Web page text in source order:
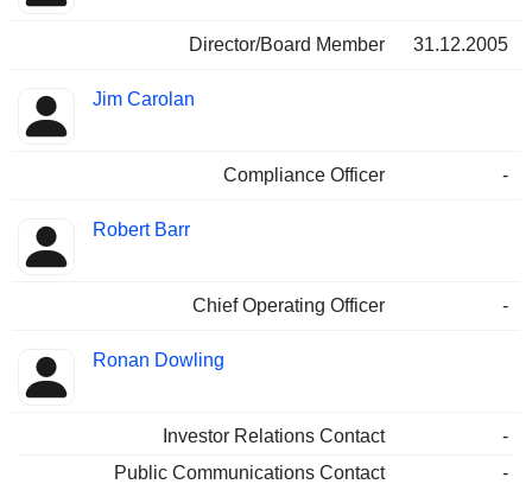
Director/Board Member 31.12.2005
Jim Carolan
Compliance Officer -
Robert Barr
Chief Operating Officer -
Ronan Dowling
Investor Relations Contact
-
Public Communications Contact
-